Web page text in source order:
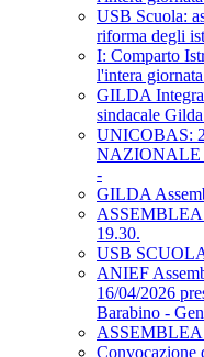
USB Scuola:
riforma degli
I: Comparto
l'intera
GILDA
sindacale
UNICOBAS:
NAZIONALE
-
GILDA
19.30.
USB
ANIEF
16/04/2026
Barabino -
Convocazione